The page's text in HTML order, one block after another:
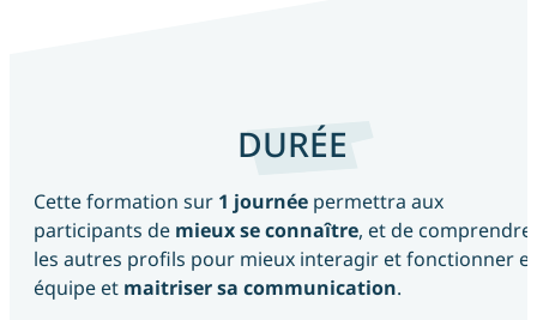
DURÉE
Cette formation sur 1 journée permettra aux
participants de mieux se connaître, et de comprendre
les autres profils pour mieux interagir et fonctionner
équipe et maitriser sa communication.